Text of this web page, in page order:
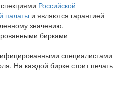
Российской
палаты и являются гарантией
значению.
бирками
специалистами
На каждой бирке стоит печать